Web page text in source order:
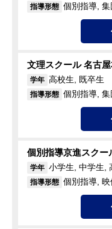
指導形態 個別指導,
文理スクール 名古
学年 高校生, 既卒生
指導形態 個別指導,
個別指導京進スクー
学年 小学生, 中学生,
指導形態 個別指導,